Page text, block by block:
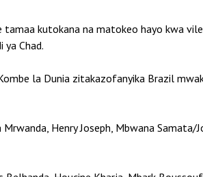
tamaa kutokana na matokeo hayo kwa
Chad.
la Dunia zitakazofanyika Brazil
Henry Joseph, Mbwana Samata/